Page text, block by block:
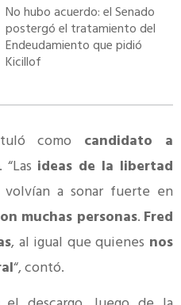
No hubo acuerdo: el Senado
postergó el tratamiento del
Endeudamiento que pidió
Kicillof
como candidato a
. “Las ideas de la libertad
volvían a sonar fuerte en
muchas personas. Fred
, al igual que quienes nos
“, contó.